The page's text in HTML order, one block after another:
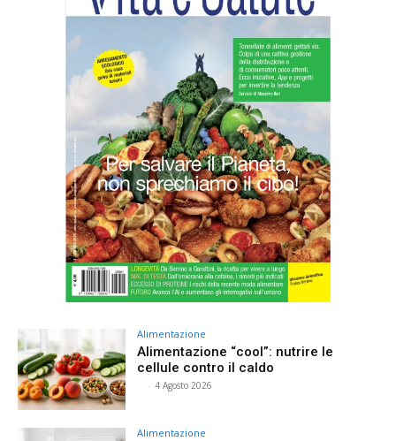
Alimentazione
Alimentazione “cool”: nutrire le
cellule contro il caldo
- 4 Agosto 2026
Alimentazione